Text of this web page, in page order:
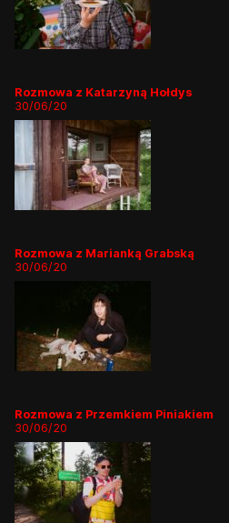
Rozmowa z Katarzyną Hołdys
30/06/20
Rozmowa z Marianką Grabską
30/06/20
Rozmowa z Przemkiem Piniakiem
30/06/20